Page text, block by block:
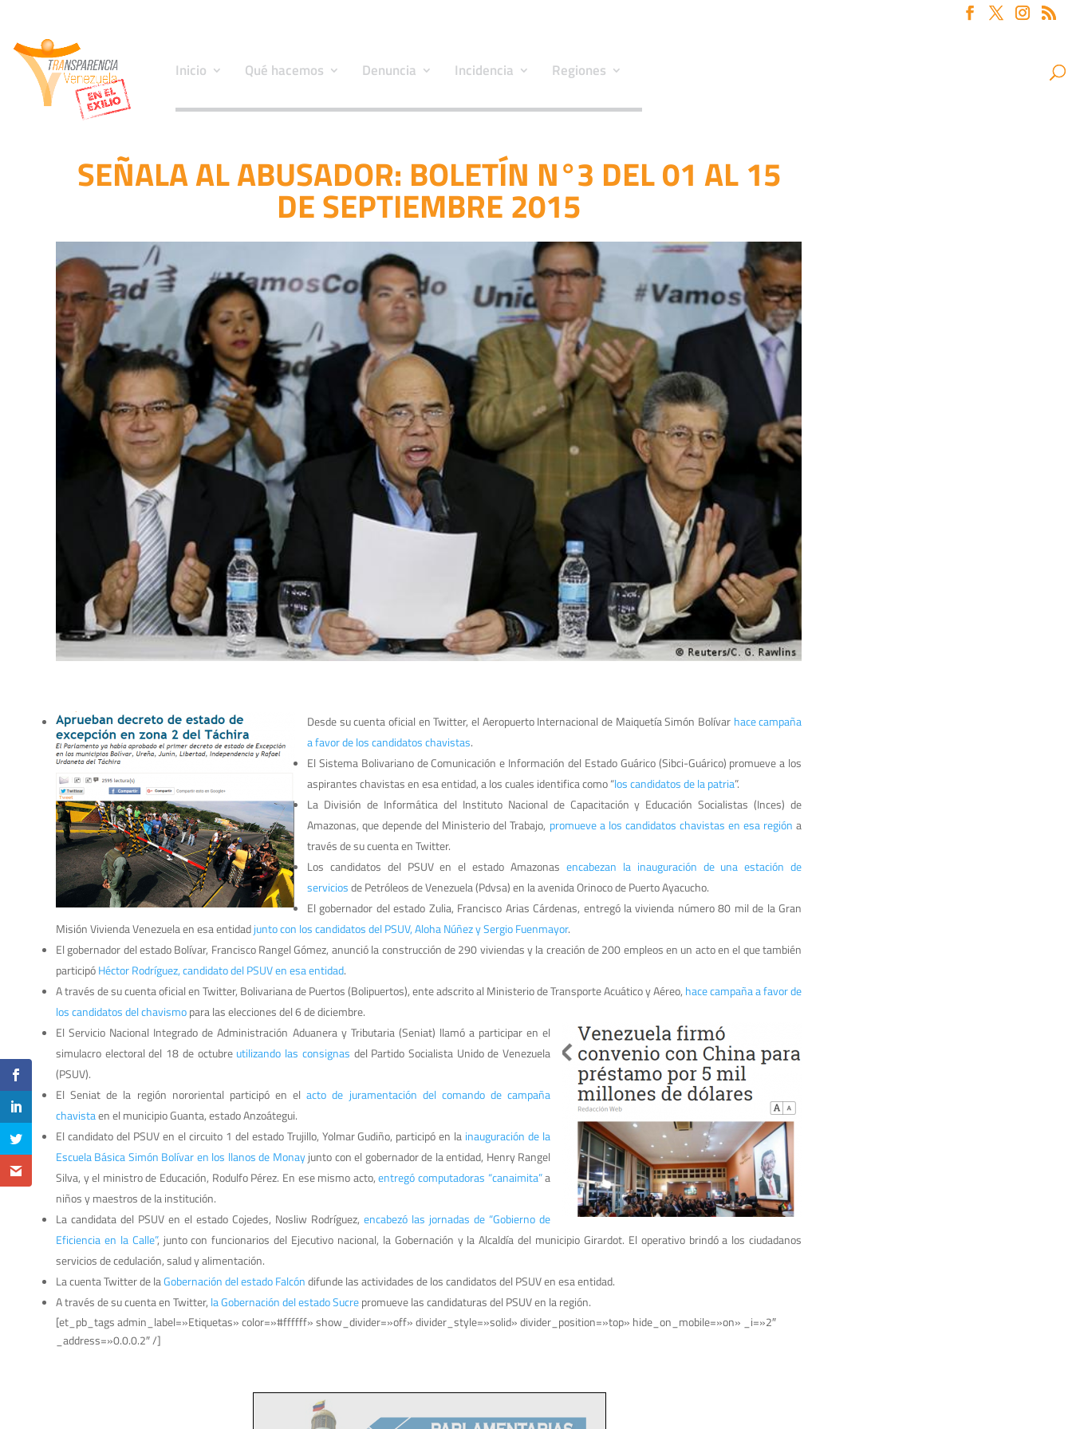
Inicio Qué hacemos Denuncia Incidencia Regiones
SEÑALA AL ABUSADOR: BOLETÍN N°3 DEL 01 AL 15
DE SEPTIEMBRE 2015
Desde su cuenta oficial en Twitter, el Aeropuerto Internacional de Maiquetía Simón Bolívar hace campaña
a favor de los candidatos chavistas.
El Sistema Bolivariano de Comunicación e Información del Estado Guárico (Sibci-Guárico) promueve a los
aspirantes chavistas en esa entidad, a los cuales identifica como “los candidatos de la patria”.
La División de Informática del Instituto Nacional de Capacitación y Educación Socialistas (Inces) de
Amazonas, que depende del Ministerio del Trabajo, promueve a los candidatos chavistas en esa región a
través de su cuenta en Twitter.
Los candidatos del PSUV en el estado Amazonas encabezan la inauguración de una estación de
serviciosde Petróleos de Venezuela (Pdvsa) en la avenida Orinoco de Puerto Ayacucho.
El gobernador del estado Zulia, Francisco Arias Cárdenas, entregó la vivienda número 80 mil de la Gran
Misión Vivienda Venezuela en esa entidadjunto con los candidatos del PSUV, Aloha Núñez y Sergio Fuenmayor.
El gobernador del estado Bolívar, Francisco Rangel Gómez, anunció la construcción de 290 viviendas y la creación de 200 empleos en un acto en el que también
participóHéctor Rodríguez, candidato del PSUV en esa entidad.
A través de su cuenta oficial en Twitter, Bolivariana de Puertos (Bolipuertos), ente adscrito al Ministerio de Transporte Acuático y Aéreo, hace campaña a favor de
los candidatos del chavismopara las elecciones del 6 de diciembre.
El Servicio Nacional Integrado de Administración Aduanera y Tributaria (Seniat) llamó a participar en el
simulacro electoral del 18 de octubre utilizando las consignas del Partido Socialista Unido de Venezuela
(PSUV).
El Seniat de la región nororiental participó en elacto de juramentación del comando de campaña
chavistaen el municipio Guanta, estado Anzoátegui.
El candidato del PSUV en el circuito 1 del estado Trujillo, Yolmar Gudiño, participó en la inauguración de la
Escuela Básica Simón Bolívar en los llanos de Monayjunto con el gobernador de la entidad, Henry Rangel
Silva, y el ministro de Educación, Rodulfo Pérez. En ese mismo acto,entregó computadoras “canaimita”a
niños y maestros de la institución.
La candidata del PSUV en el estado Cojedes, Nosliw Rodríguez,encabezó las jornadas de “Gobierno de
Eficiencia en la Calle”, junto con funcionarios del Ejecutivo nacional, la Gobernación y la Alcaldía del municipio Girardot. El operativo brindó a los ciudadanos
servicios de cedulación, salud y alimentación.
La cuenta Twitter de laGobernación del estado Falcóndifunde las actividades de los candidatos del PSUV en esa entidad.
A través de su cuenta en Twitter, la Gobernación del estado Sucrepromueve las candidaturas del PSUV en la región.
[et_pb_tags admin_label=»Etiquetas» color=»#ffffff» show_divider=»off» divider_style=»solid» divider_position=»top» hide_on_mobile=»on» _i=»2″
_address=»0.0.0.2″ /]